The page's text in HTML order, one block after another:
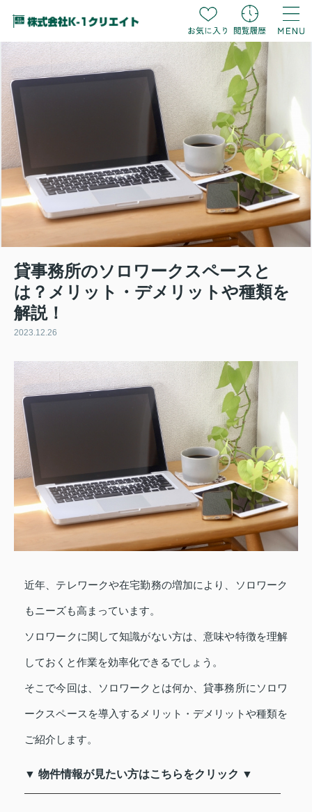
貸事務所のソロワークスペースと
は？メリット・デメリットや種類を
解説！
2023.12.26
近年、テレワークや在宅勤務の増加により、ソロワーク
もニーズも高まっています。
ソロワークに関して知識がない方は、意味や特徴を理解
しておくと作業を効率化できるでしょう。
そこで今回は、ソロワークとは何か、貸事務所にソロワ
ークスペースを導入するメリット・デメリットや種類を
ご紹介します。
▼ 物件情報が見たい方はこちらをクリック ▼